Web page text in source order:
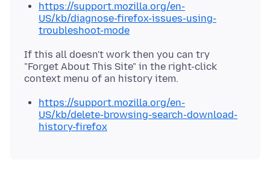
https://support.mozilla.org/en-
US/kb/diagnose-firefox-issues-using-
troubleshoot-mode
If this all doesn't work then you can try
"Forget About This Site" in the right-click
https://support.mozilla.org/en-
US/kb/delete-browsing-search-download-
history-firefox